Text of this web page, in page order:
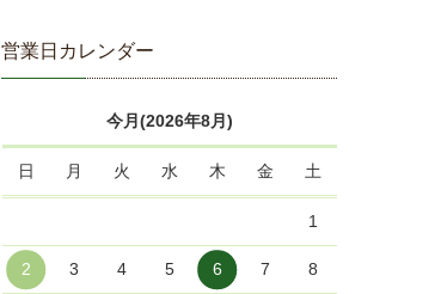
営業日カレンダー
今月(2026年8月)
日 月 火 水 木 金 土
1
2 3 4 5 6 7 8